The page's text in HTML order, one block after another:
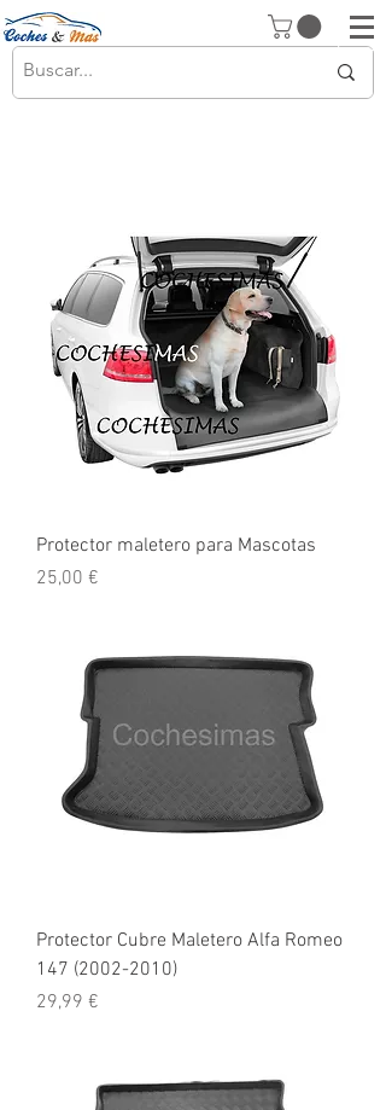
Protector maletero para Mascotas
Precio
25,00 €
Protector Cubre Maletero Alfa Romeo
147 (2002-2010)
Precio
29,99 €